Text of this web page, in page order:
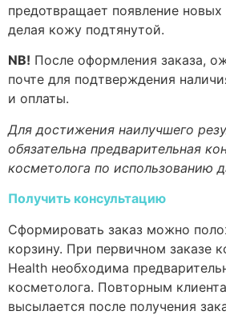
предотвращает появление новых
делая кожу подтянутой.
NB! После оформления заказа,
почте для подтверждения
и оплаты.
Для достижения наилучшего
обязательна предварительная
косметолога по использованию
Получить консультацию
Сформировать заказ можно
корзину. При первичном заказе
Health необходима
косметолога. Повторным
высылается после получения